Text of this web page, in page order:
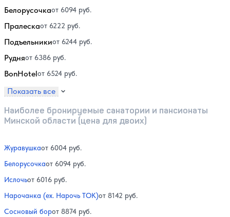
Белорусочкаот 6094 руб.
Пралескаот 6222 руб.
Подъельникиот 6244 руб.
Рудняот 6386 руб.
BonHotelот 6524 руб.
Показать все
Наиболее бронируемые санатории и пансионаты
Минской области (цена для двоих)
Журавушкаот 6004 руб.
Белорусочкаот 6094 руб.
Ислочьот 6016 руб.
Нарочанка (ex. Нарочь ТОК)от 8142 руб.
Сосновый борот 8874 руб.